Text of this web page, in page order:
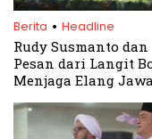
Berita . Headline
Rudy Susmanto dan
Pesan dari Langit
Menjaga Elang
Menjaga Simbol